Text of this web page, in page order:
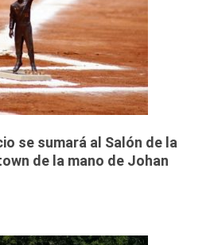
se sumará al Salón de la
de la mano de Johan